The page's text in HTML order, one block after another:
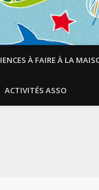
À FAIRE À LA
ACTIVITÉS ASSO